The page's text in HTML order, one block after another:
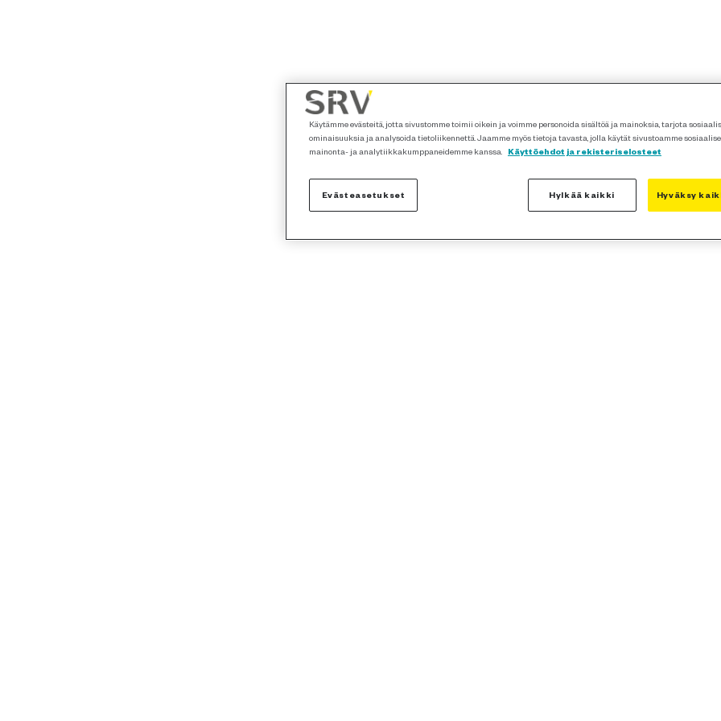
Käytämme evästeitä, jotta sivustomme toimii oikein ja voimme personoida sisältöä ja mainoksia, tarjota
ominaisuuksia ja analysoida tietoliikennettä. Jaamme myös tietoja tavasta, jolla käytät sivustoamme
mainonta- ja analytiikkakumppaneidemme kanssa.
Käyttöehdot ja rekisteriselosteet
Evästeasetukset Hylkää kaikki Hyväksy